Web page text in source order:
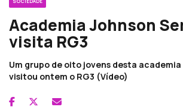
Academia Johnson
visita RG3
Um grupo de oito jovens desta
visitou ontem o RG3 (Vídeo)